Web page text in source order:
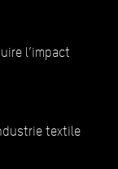
l’impact
textile